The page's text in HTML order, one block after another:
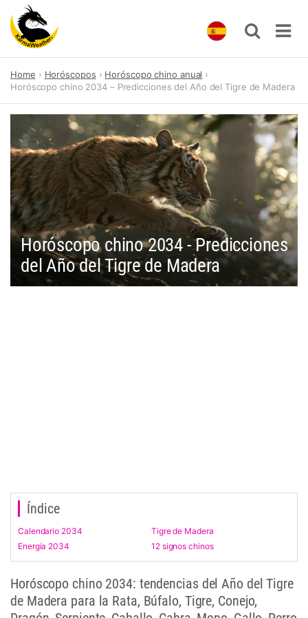
content
Home Horóscopos
Horóscopo chino anual
Horóscopo chino 2034 – Predicciones del Año del Tigre de Madera
Horóscopo chino 2034 - Predicciones
del Año del Tigre de Madera
Índice
Calendario 2034
Tigre de Madera
Energía 2034
12 signos chinos
Horóscopo chino 2034: tendencias del Año del Tigre
de Madera para la Rata, Búfalo, Tigre, Conejo,